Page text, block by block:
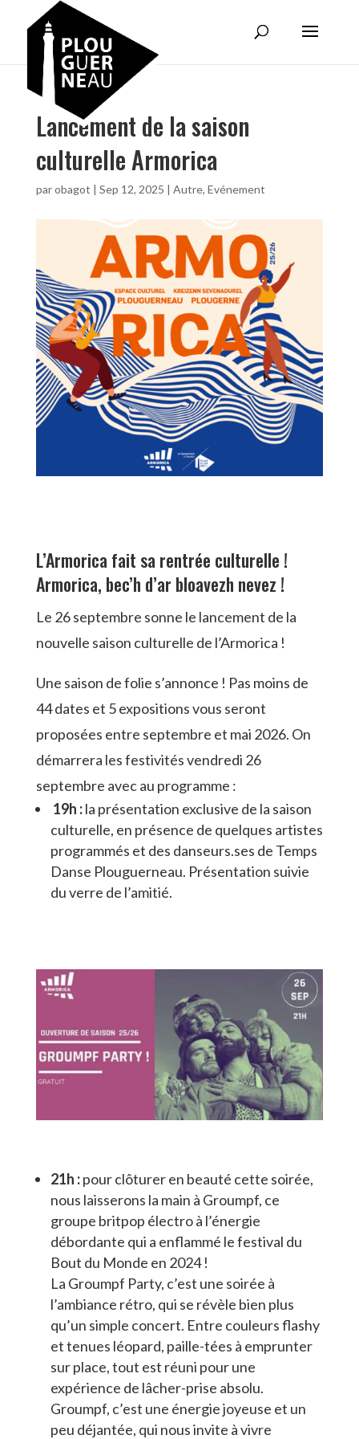
Lancement de la saison
culturelle Armorica
parobagot | Sep 12, 2025 | Autre, Evénement
L’Armorica fait sa rentrée culturelle !
Armorica, bec’h d’ar bloavezh nevez !
Le 26 septembre sonne le lancement de la
nouvelle saison culturelle de l’Armorica !
Une saison de folie s’annonce ! Pas moins de
44 dates et 5 expositions vous seront
proposées entre septembre et mai 2026. On
démarrera les festivités vendredi 26
septembre avec au programme :
19h :la présentation exclusive de la saison
culturelle, en présence de quelques artistes
programmés et des danseurs.ses de Temps
Danse Plouguerneau. Présentation suivie
du verre de l’amitié.
21h :pour clôturer en beauté cette soirée,
nous laisserons la main à Groumpf, ce
groupe britpop électro à l’énergie
débordante qui a enflammé le festival du
Bout du Monde en 2024 !
La Groumpf Party, c’est une soirée à
l’ambiance rétro, qui se révèle bien plus
qu’un simple concert. Entre couleurs flashy
et tenues léopard, paille-tées à emprunter
sur place, tout est réuni pour une
expérience de lâcher-prise absolu.
Groumpf, c’est une énergie joyeuse et un
peu déjantée, qui nous invite à vivre